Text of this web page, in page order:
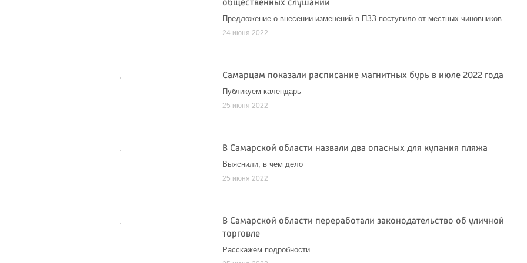
общественных слушаний
Предложение о внесении изменений в ПЗЗ поступило от местных чиновников
24 июня 2022
Самарцам показали расписание магнитных бурь в июле 2022 года
Публикуем календарь
25 июня 2022
В Самарской области назвали два опасных для купания пляжа
Выяснили, в чем дело
25 июня 2022
В Самарской области переработали законодательство об уличной
торговле
Расскажем подробности